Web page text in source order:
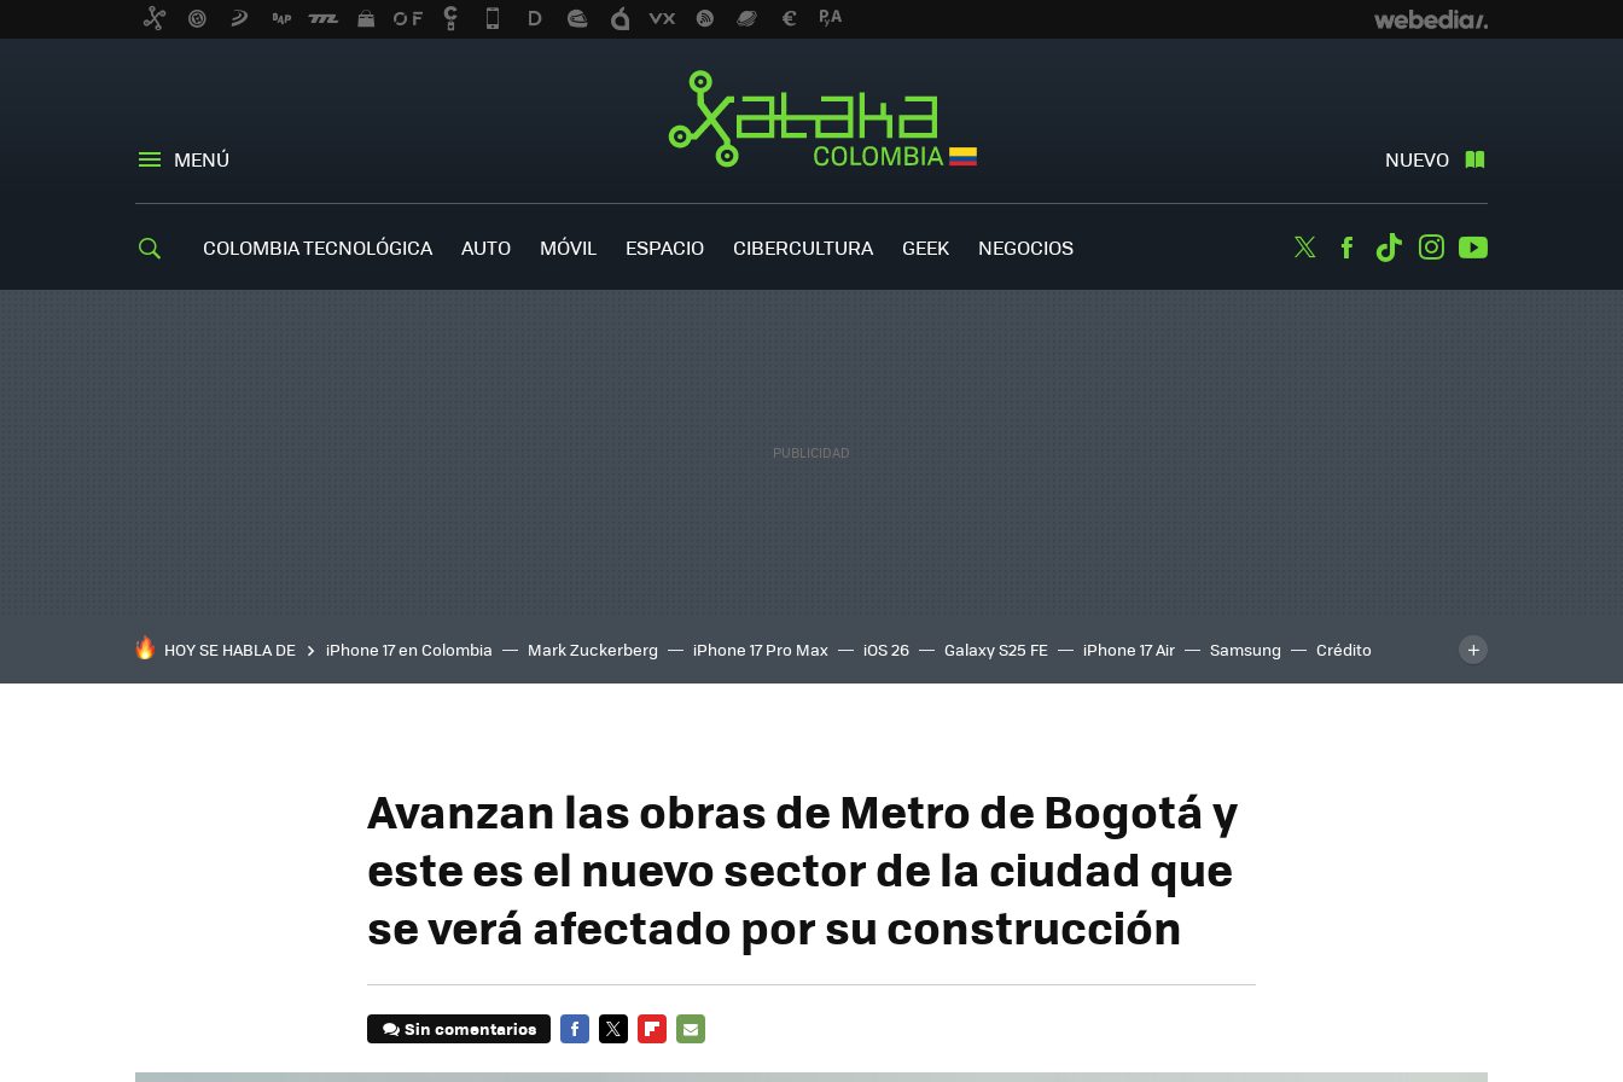
MENÚ NUEVO
COLOMBIA TECNOLÓGICA AUTO MÓVIL ESPACIO CIBERCULTURA GEEK NEGOCIOS TwitterFacebook
TiktokInstagram
HOY SE HABLA DE iPhone 17 en Colombia Mark Zuckerberg iPhone 17 Pro Max iOS 26 Galaxy S25 FE iPhone 17 Air Samsung
Crédito
inteligente
IA TCL C8K
Avanzan las obras de Metro de Bogotá y
este es el nuevo sector de la ciudad que
se verá afectado por su construcción
Sin comentarios